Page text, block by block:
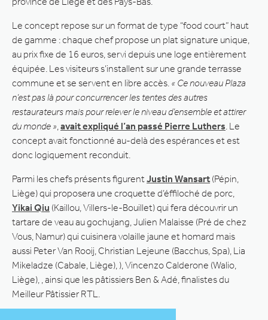
Le concept repose sur un format de type “food court” haut
de gamme : chaque chef propose un plat signature unique,
au prix fixe de 16 euros, servi depuis une loge entièrement
équipée. Les visiteurs s’installent sur une grande terrasse
commune et se servent en libre accès. « Ce nouveau Plaza
n’est pas là pour concurrencer les tentes des autres
restaurateurs mais pour relever le niveau d’ensemble et attirer
du monde » avait expliqué l’an passé Pierre Luthers . Le
concept avait fonctionné au-delà des espérances et est
donc logiquement reconduit.
Parmi les chefs présents figurentJustin Wansart (Pépin,
Liège) qui proposera une croquette d’éffiloché de porc,
Yikai Qiu (Kaillou, Villers-le-Bouillet) qui fera découvrir un
tartare de veau au gochujang, Julien Malaisse (Pré de chez
Vous, Namur) qui cuisinera volaille jaune et homard mais
aussi Peter Van Rooij, Christian Lejeune (Bacchus, Spa), Lia
Mikeladze (Cabale, Liège), ), Vincenzo Calderone (Walio,
Liège), , ainsi que les pâtissiers Ben & Adé, finalistes du
Meilleur Pâtissier RTL.